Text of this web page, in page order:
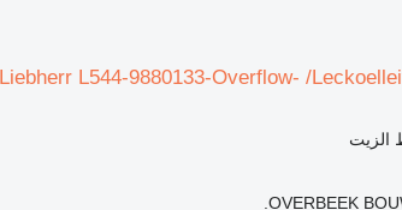
الزيت
OVERBEEK